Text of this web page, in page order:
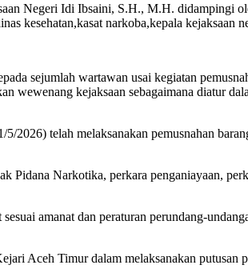
Negeri Idi Ibsaini, S.H., M.H. didampingi
kesehatan,kasat narkoba,kepala
sejumlah wartawan usai kegiatan
wewenang kejaksaan sebagaimana diatur
2026) telah melaksanakan pemusnahan
Pidana Narkotika, perkara penganiayaan,
amanat dan peraturan perundang-
Aceh Timur dalam melaksanakan putusan